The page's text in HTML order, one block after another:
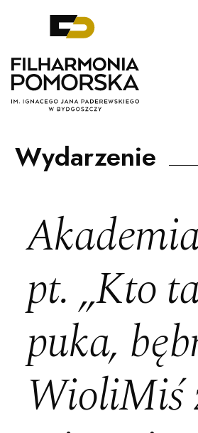
Filharmonia Pomorska
Wydarzenie
pt. „Kto
puka,
WioliMiś